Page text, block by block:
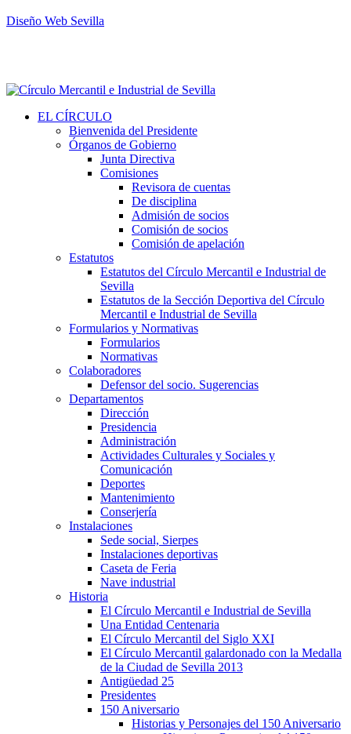
Diseño Web Sevilla
EL CÍRCULO
Bienvenida del Presidente
Órganos de Gobierno
Junta Directiva
Comisiones
Revisora de cuentas
De disciplina
Admisión de socios
Comisión de socios
Comisión de apelación
Estatutos
Estatutos del Círculo Mercantil e Industrial de
Sevilla
Estatutos de la Sección Deportiva del Círculo
Mercantil e Industrial de Sevilla
Formularios y Normativas
Formularios
Normativas
Colaboradores
Defensor del socio. Sugerencias
Departamentos
Dirección
Presidencia
Administración
Actividades Culturales y Sociales y
Comunicación
Deportes
Mantenimiento
Conserjería
Instalaciones
Sede social, Sierpes
Instalaciones deportivas
Caseta de Feria
Nave industrial
Historia
El Círculo Mercantil e Industrial de Sevilla
Una Entidad Centenaria
El Círculo Mercantil del Siglo XXI
El Círculo Mercantil galardonado con la Medalla
de la Ciudad de Sevilla 2013
Antigüedad 25
Presidentes
150 Aniversario
Historias y Personajes del 150 Aniversario